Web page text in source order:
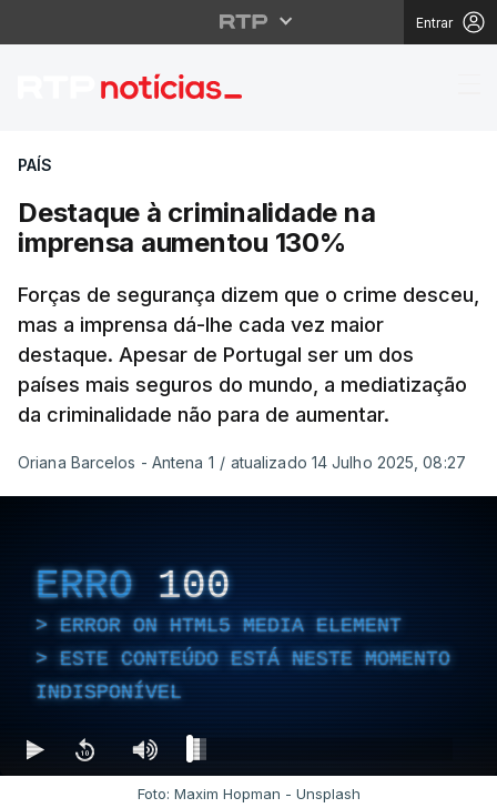
Entrar
Destaque à
PAÍS
Destaque à criminalidade na
imprensa aumentou 130%
Forças de segurança dizem que o crime desceu,
mas a imprensa dá-lhe cada vez maior
destaque. Apesar de Portugal ser um dos
países mais seguros do mundo, a mediatização
da criminalidade não para de aumentar.
Oriana Barcelos - Antena 1 / atualizado 14 Julho 2025, 08:27
ERRO 100
ERROR ON HTML5 MEDIA ELEMENT
ESTE CONTEÚDO ESTÁ NESTE MOMENTO
INDISPONÍVEL
Foto: Maxim Hopman - Unsplash